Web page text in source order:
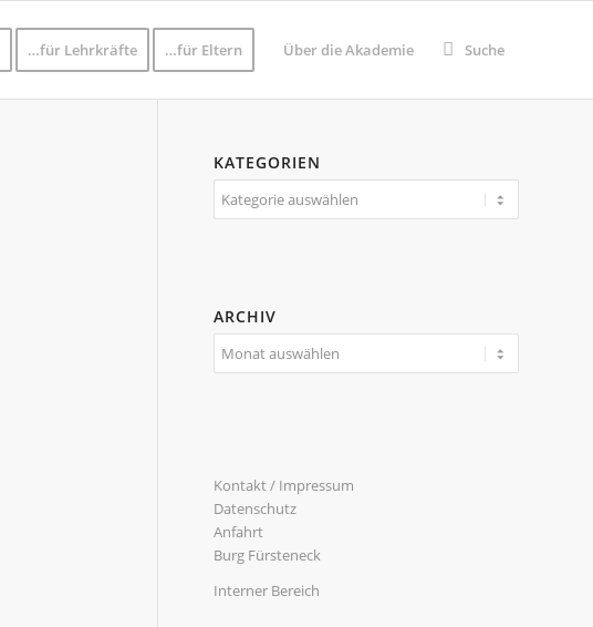
…für Lehrkräfte …für Eltern Über die Akademie Suche
KATEGORIEN
Kategorien
ARCHIV
Kontakt / Impressum
Datenschutz
Anfahrt
Burg Fürsteneck
Interner Bereich